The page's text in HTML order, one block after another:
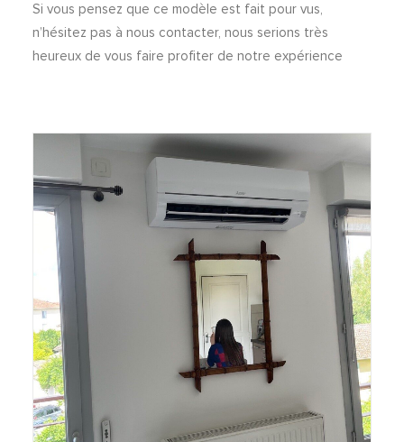
Si vous pensez que ce modèle est fait pour vus,
n’hésitez pas à nous contacter, nous serions très
heureux de vous faire profiter de notre expérience